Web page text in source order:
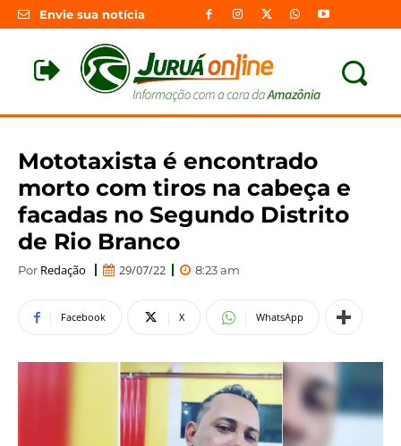
Envie sua notícia
Mototaxista é encontrado
morto com tiros na cabeça e
facadas no Segundo Distrito
de Rio Branco
Por Redação 29/07/22 8:23 am
Facebook X WhatsApp